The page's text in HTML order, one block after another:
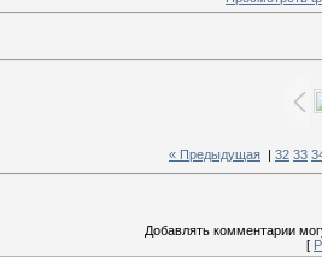
« Предыдущая 32 33
Добавлять комментарии
[